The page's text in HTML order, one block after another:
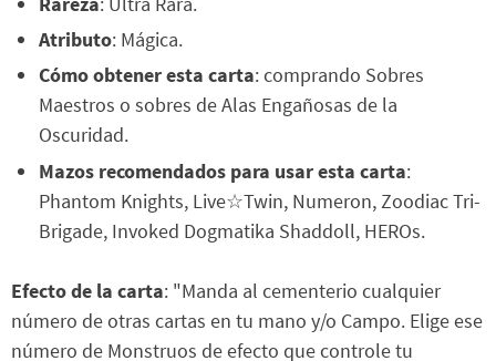
Atributo: Mágica.
Cómo obtener esta carta: comprando Sobres
Maestros o sobres de Alas Engañosas de la
Oscuridad.
Mazos recomendados para usar esta carta:
Phantom Knights, Live☆Twin, Numeron, Zoodiac Tri-
Brigade, Invoked Dogmatika Shaddoll, HEROs.
Efecto de la carta: "Manda al cementerio cualquier
número de otras cartas en tu mano y/o Campo. Elige ese
número de Monstruos de efecto que controle tu